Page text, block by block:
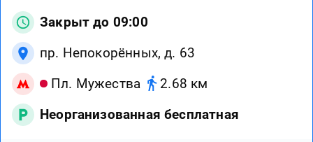
Закрыт до 09:00
пр. Непокорённых, д. 63
Пл. Мужества
2.68 км
Неорганизованная бесплатная